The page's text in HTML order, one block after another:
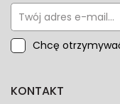
Chcę
przeze mnie
dotyczące
KONTAKT